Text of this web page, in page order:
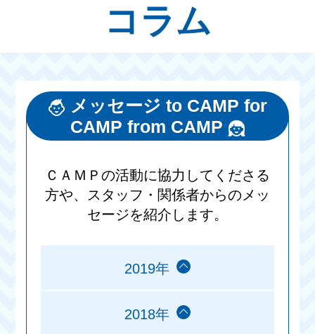
コラム
メッセージ to CAMP for
CAMP from CAMP
ＣＡＭＰの活動に協力してくださる
方や、スタッフ・関係者からのメッ
セージを紹介します。
2019年
2018年